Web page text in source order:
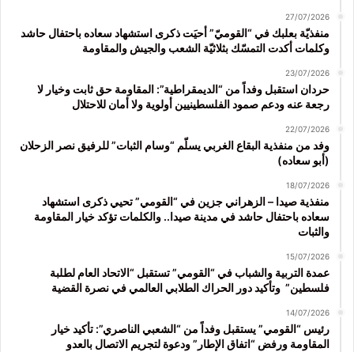
27/07/2026
منفذيّة بعلبك في “القوميّ” أحيَت ذكرى استشهاد سعاده باحتفال حاشد
وكلمات أكدت التمسّك بثلاثيّة الشعب والجيش والمقاومة
23/07/2026
حردان استقبل وفداً من “الديمقراطية”: المقاومة حق ثابت وخيار لا
رجعة عنه ودعم صمود الفلسطينيين أولوية ولا أمان للاحتلال
22/07/2026
وفد من منفذية البقاع الغربي يسلّم “وسام الثبات” للرفيق نصر الزحلان
(أبو سعاده)
18/07/2026
منفذية صيدا – الزهراني جزين في “القومي” تحيي ذكرى استشهاد
سعاده باحتفال حاشد في مدينة صيدا.. والكلمات تؤكد خيار المقاومة
والثبات
15/07/2026
عمدة التربية والشباب في “القومي” تستقبل “الاتحاد العام لطلبة
فلسطين” وتأكيد دور الحراك الطلابي العالمي في نصرة القضية
14/07/2026
رئيس “القومي” يستقبل وفداً من “الشعبي الناصري”: تأكيد خيار
المقاومة ورفض “اتفاق الإطار” ودعوة لتجريم الاتصال بالعدو